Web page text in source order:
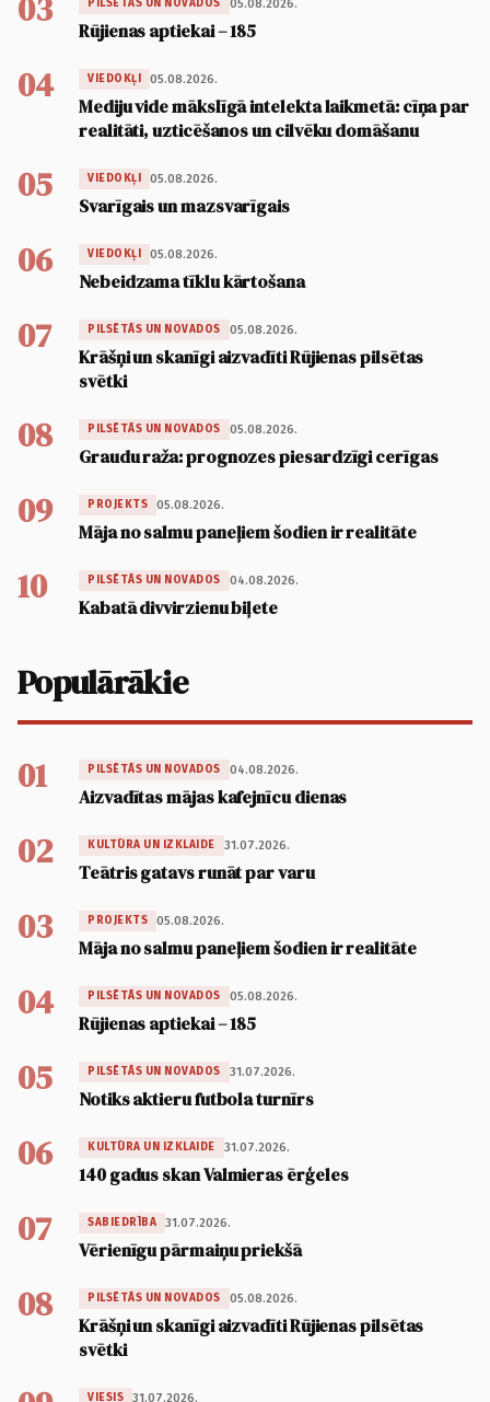
03 PILSĒTĀS UN NOVADOS 05.08.2026.
Rūjienas aptiekai – 185
04 VIEDOKĻI 05.08.2026.
Mediju vide mākslīgā intelekta laikmetā: cīņa par
realitāti, uzticēšanos un cilvēku domāšanu
05 VIEDOKĻI 05.08.2026.
Svarīgais un mazsvarīgais
06 VIEDOKĻI 05.08.2026.
Nebeidzama tīklu kārtošana
07 PILSĒTĀS UN NOVADOS 05.08.2026.
Krāšņi un skanīgi aizvadīti Rūjienas pilsētas
svētki
08 PILSĒTĀS UN NOVADOS 05.08.2026.
Graudu raža: prognozes piesardzīgi cerīgas
09 PROJEKTS 05.08.2026.
Māja no salmu paneļiem šodien ir realitāte
10 PILSĒTĀS UN NOVADOS 04.08.2026.
Kabatā divvirzienu biļete
Populārākie
01 PILSĒTĀS UN NOVADOS 04.08.2026.
Aizvadītas mājas kafejnīcu dienas
02 KULTŪRA UN IZKLAIDE 31.07.2026.
Teātris gatavs runāt par varu
03 PROJEKTS 05.08.2026.
Māja no salmu paneļiem šodien ir realitāte
04 PILSĒTĀS UN NOVADOS 05.08.2026.
Rūjienas aptiekai – 185
05 PILSĒTĀS UN NOVADOS 31.07.2026.
Notiks aktieru futbola turnīrs
06 KULTŪRA UN IZKLAIDE 31.07.2026.
140 gadus skan Valmieras ērģeles
07 SABIEDRĪBA 31.07.2026.
Vērienīgu pārmaiņu priekšā
08 PILSĒTĀS UN NOVADOS 05.08.2026.
Krāšņi un skanīgi aizvadīti Rūjienas pilsētas
svētki
VIESIS 31.07.2026.